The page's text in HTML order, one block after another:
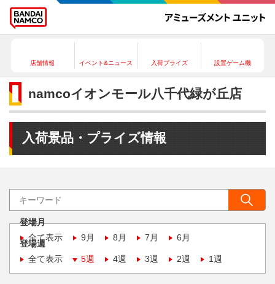
店舗情報 イベント&ニュース 入荷プライズ 設置ゲーム機
namcoイオンモール八千代緑が丘店
入荷景品・プライズ情報
登場月
全て表示
9月 8月 7月 6月
登場週
全て表示
5週 4週 3週 2週 1週